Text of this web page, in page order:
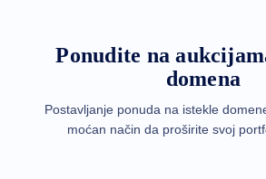
Kreator
logotipa
za
distributere
Ponudite na
domena
Postavljanje ponuda na istekle
moćan način da proširite svoj